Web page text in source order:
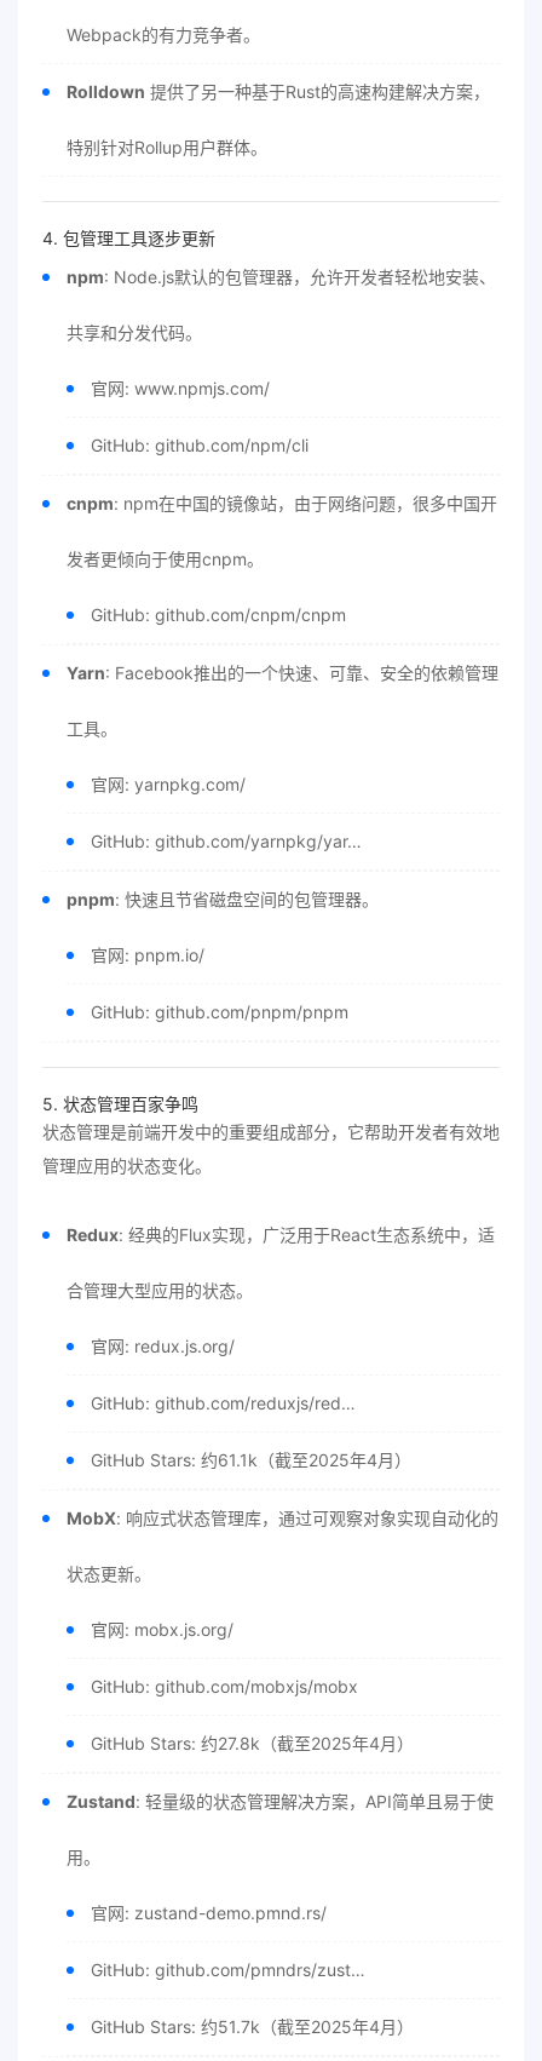
Webpack的有力竞争者。
Rolldown 提供了另一种基于Rust的高速构建解决方案，
特别针对Rollup用户群体。
4. 包管理工具逐步更新
npm: Node.js默认的包管理器，允许开发者轻松地安装、
共享和分发代码。
官网: www.npmjs.com/
GitHub: github.com/npm/cli
cnpm: npm在中国的镜像站，由于网络问题，很多中国开
发者更倾向于使用cnpm。
GitHub: github.com/cnpm/cnpm
Yarn: Facebook推出的一个快速、可靠、安全的依赖管理
工具。
官网: yarnpkg.com/
GitHub: github.com/yarnpkg/yar…
pnpm: 快速且节省磁盘空间的包管理器。
官网: pnpm.io/
GitHub: github.com/pnpm/pnpm
5. 状态管理百家争鸣
状态管理是前端开发中的重要组成部分，它帮助开发者有效地
管理应用的状态变化。
Redux: 经典的Flux实现，广泛用于React生态系统中，适
合管理大型应用的状态。
官网: redux.js.org/
GitHub: github.com/reduxjs/red…
GitHub Stars: 约61.1k（截至2025年4月）
MobX: 响应式状态管理库，通过可观察对象实现自动化的
状态更新。
官网: mobx.js.org/
GitHub: github.com/mobxjs/mobx
GitHub Stars: 约27.8k（截至2025年4月）
Zustand: 轻量级的状态管理解决方案，API简单且易于使
用。
官网: zustand-demo.pmnd.rs/
GitHub: github.com/pmndrs/zust…
GitHub Stars: 约51.7k（截至2025年4月）